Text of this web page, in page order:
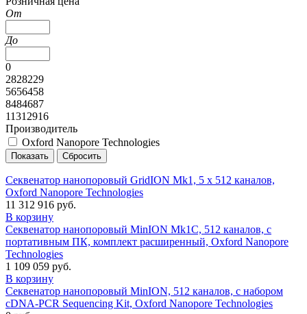
От
До
0
2828229
5656458
8484687
11312916
Производитель
Oxford Nanopore Technologies
Секвенатор нанопоровый GridION Mk1, 5 х 512 каналов,
Oxford Nanopore Technologies
11 312 916 руб.
В корзину
Секвенатор нанопоровый MinION Mk1C, 512 каналов, с
портативным ПК, комплект расширенный, Oxford Nanopore
Technologies
1 109 059 руб.
В корзину
Секвенатор нанопоровый MinION, 512 каналов, с набором
cDNA-PCR Sequencing Kit, Oxford Nanopore Technologies